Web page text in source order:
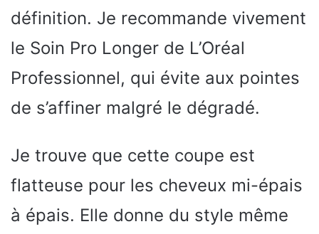
définition. Je recommande vivement
le Soin Pro Longer de L’Oréal
Professionnel, qui évite aux pointes
de s’affiner malgré le dégradé.
Je trouve que cette coupe est
flatteuse pour les cheveux mi-épais
à épais. Elle donne du style même